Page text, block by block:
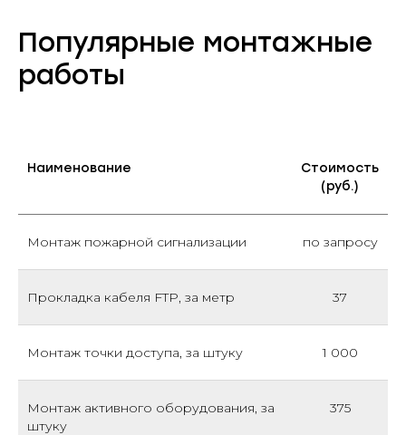
Популярные монтажные
работы
Наименование
Стоимость
(руб.)
Монтаж пожарной сигнализации по запросу
Прокладка кабеля FTP, за метр 37
Монтаж точки доступа, за штуку 1 000
Монтаж активного оборудования, за
штуку
375